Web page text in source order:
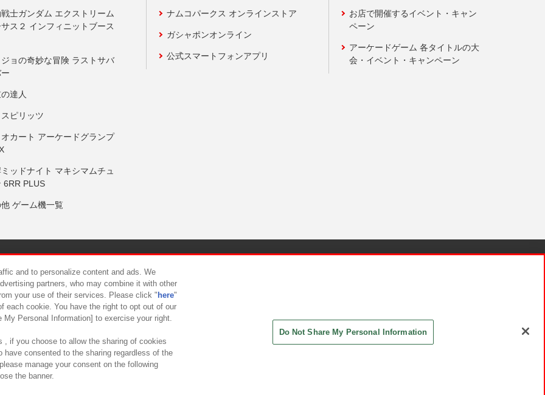
士ガンダム エクストリーム
ス２ インフィニットブース
ョの奇妙な冒険 ラストサバ
達人
ピリッツ
カート アーケードグランプ
ッドナイト マキシマムチュ
6RR PLUS
ゲーム機一覧
ナムコパークス オンラインストア
ガシャポンオンライン
公式スマートフォンアプリ
お店で開催するイベント・キャン
ペーン
アーケードゲーム 各タイトルの大
会・イベント・キャンペーン
について カスタマーハラスメント対応方針
and to personalize content and ads. We
partners, who may combine it with other
your use of their services. Please click " here"
each cookie. You have the right to opt out of our
Personal Information] to exercise your right.
, if you choose to allow the sharing of cookies
have consented to the sharing regardless of the
manage your consent on the following
the banner.
Do Not Share My Personal Information